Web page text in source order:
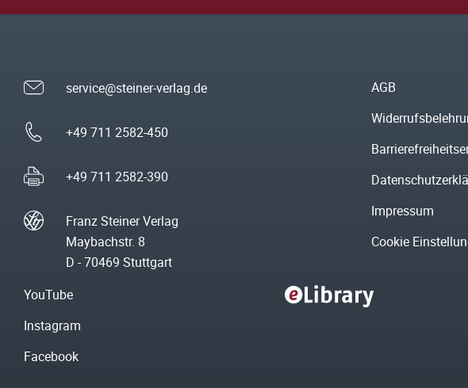
service@steiner-verlag.de
+49 711 2582-450
+49 711 2582-390
Franz Steiner Verlag
Maybachstr. 8
D - 70469 Stuttgart
AGB
Impressum
Cookie
YouTube
Instagram
Facebook